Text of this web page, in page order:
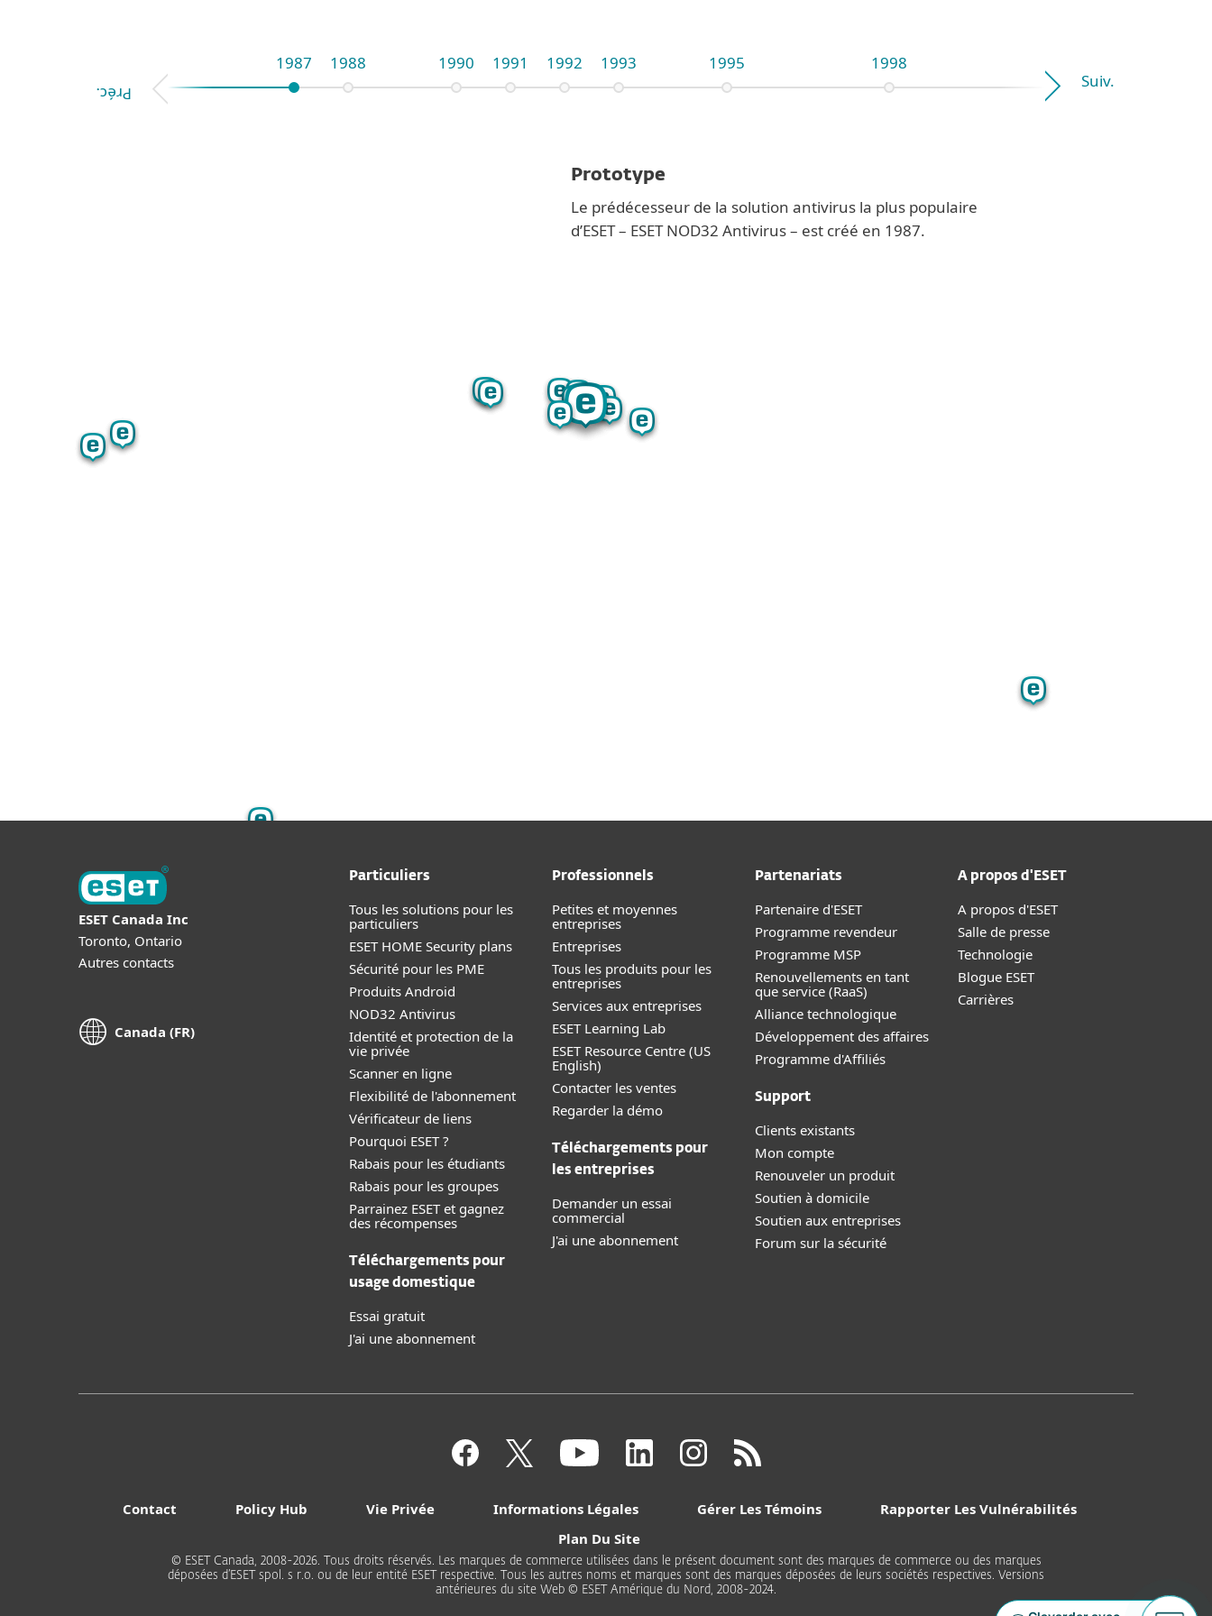
1987 1988 1990 1991 1992 1993 1995 1998
Préc.
Suiv.
Prototype
Le prédécesseur de la solution antivirus la plus populaire
d’ESET – ESET NOD32 Antivirus – est créé en 1987.
ESET Canada Inc
Toronto, Ontario
Autres contacts
Canada (FR)
Particuliers
Tous les solutions pour les
particuliers
ESET HOME Security plans
Sécurité pour les PME
Produits Android
NOD32 Antivirus
Identité et protection de la
vie privée
Scanner en ligne
Flexibilité de l'abonnement
Vérificateur de liens
Pourquoi ESET ?
Rabais pour les étudiants
Rabais pour les groupes
Parrainez ESET et gagnez
des récompenses
Téléchargements pour
usage domestique
Essai gratuit
J'ai une abonnement
Professionnels
Petites et moyennes
entreprises
Entreprises
Tous les produits pour les
entreprises
Services aux entreprises
ESET Learning Lab
ESET Resource Centre (US
English)
Contacter les ventes
Regarder la démo
Téléchargements pour
les entreprises
Demander un essai
commercial
J'ai une abonnement
Partenariats
Partenaire d'ESET
Programme revendeur
Programme MSP
Renouvellements en tant
que service (RaaS)
Alliance technologique
Développement des affaires
Programme d'Affiliés
Support
Clients existants
Mon compte
Renouveler un produit
Soutien à domicile
Soutien aux entreprises
Forum sur la sécurité
A propos d'ESET
A propos d'ESET
Salle de presse
Technologie
Blogue ESET
Carrières
Contact Policy Hub Vie Privée Informations Légales Gérer Les Témoins
Rapporter Les Vulnérabilités
Plan Du Site
© ESET Canada, 2008-2026. Tous droits réservés. Les marques de commerce utilisées dans le présent document sont des marques de commerce ou des marques
déposées d’ESET spol. s r.o. ou de leur entité ESET respective. Tous les autres noms et marques sont des marques déposées de leurs sociétés respectives. Versions
antérieures du site Web © ESET Amérique du Nord, 2008-2024.